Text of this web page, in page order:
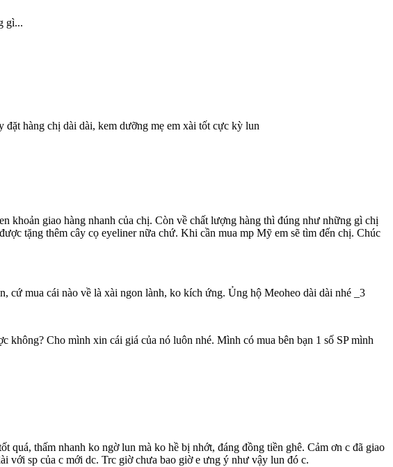
gì...
hàng chị dài dài, kem dưỡng mẹ em xài tốt cực kỳ lun
khoản giao hàng nhanh của chị. Còn về chất lượng hàng thì đúng như những gì chị
tặng thêm cây cọ eyeliner nữa chứ. Khi cần mua mp Mỹ em sẽ tìm đến chị. Chúc
cứ mua cái nào về là xài ngon lành, ko kích ứng. Ủng hộ Meoheo dài dài nhé _3
không? Cho mình xin cái giá của nó luôn nhé. Mình có mua bên bạn 1 số SP mình
quá, thấm nhanh ko ngờ lun mà ko hề bị nhớt, đáng đồng tiền ghê. Cảm ơn c đã giao
với sp của c mới dc. Trc giờ chưa bao giờ e ưng ý như vậy lun đó c.